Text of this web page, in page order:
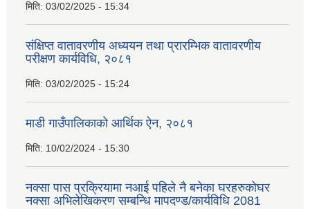
मिति: 03/02/2025 - 15:34
संक्षिप्त वातावरणीय अध्ययन तथा प्रारम्भिक वातावरणीय
परीक्षण कार्यविधि, २०८१
मिति: 03/02/2025 - 15:24
माडी गाउँपालिकाको आर्थिक ऐन, २०८१
मिति: 10/02/2024 - 15:30
नक्सा पास प्रक्रियामा नआई पहिले नै बनेका घरहरुकोघर
नक्सा अभिलेखिकरण सम्बन्धि मापदण्ड/कार्यविधि 2081